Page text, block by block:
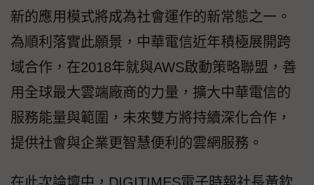
新的應用模式將成為社會運作的新常態之一。
為順利落實此願景，中華電信近年積極展開跨
域合作，在2018年就與AWS啟動策略聯盟，善
用全球最大雲端廠商的力量，擴大中華電信的
服務能量與範圍，未來雙方將持續深化合作，
提供社會與企業更智慧便利的雲網服務。
在此次論壇中，DIGITIMES電子時報社長黃欽